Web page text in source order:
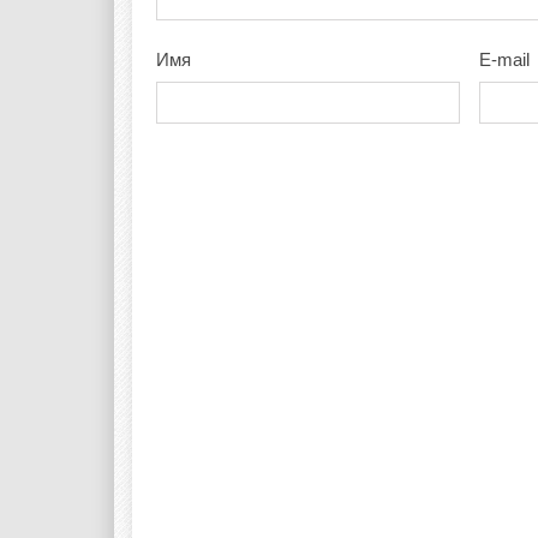
Имя E-mail